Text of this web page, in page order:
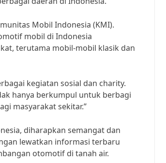
Mobil Indonesia (KMI).
mobil di Indonesia
terutama mobil-mobil klasik dan
kegiatan sosial dan charity.
hanya berkumpul untuk berbagi
masyarakat sekitar.”
diharapkan semangat dan
lewatkan informasi terbaru
otomotif di tanah air.